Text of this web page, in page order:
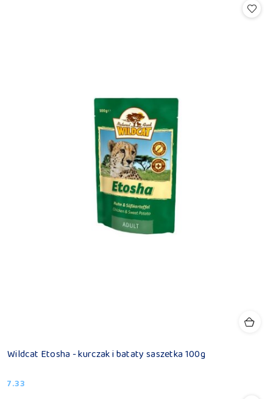
Wildcat Etosha - kurczak i bataty saszetka 100g
Cena:
7.33